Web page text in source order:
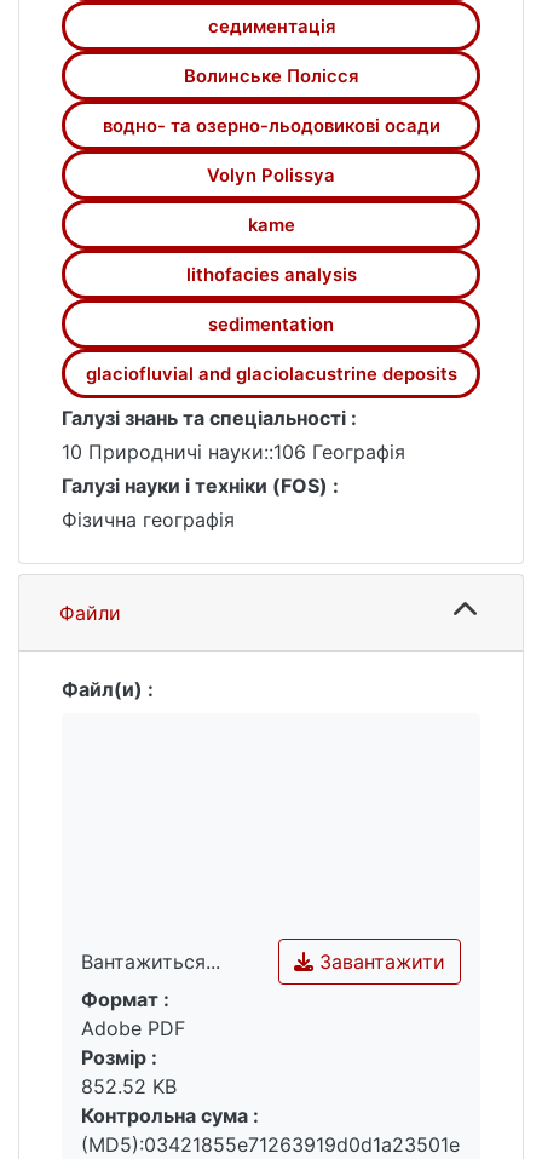
седиментація
Волинське Полісся
водно- та озерно-льодовикові осади
Volyn Polissya
kame
lithofacies analysis
sedimentation
glaciofluvial and glaciolacustrine deposits
Галузі знань та спеціальності :
10 Природничі науки::106 Географія
Галузі науки і техніки (FOS) :
Фізична географія
Файли
Файл(и) :
Вантажиться...
Вантажиться...
Завантажити
Формат :
Adobe PDF
Розмір :
852.52 KB
Контрольна сума :
(MD5):03421855e71263919d0d1a23501e